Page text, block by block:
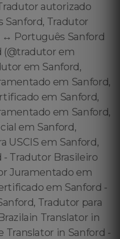
autorizado
Tradutor
Português Sanford
(@tradutor em
em Sanford,
em Sanford,
em Sanford,
em Sanford,
em Sanford,
USCIS em Sanford,
Tradutor Brasileiro
Juramentado em
em Sanford -
Tradutor para
Translator in
Translator in Sanford -